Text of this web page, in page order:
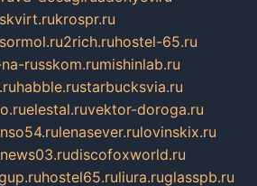
krospr.ru
sormol.ru2rich.ruhostel-65.ru
russkom.rumishinlab.ru
habble.rustarbucksvia.ru
elestal.ruvektor-doroga.ru
lenasever.rulovinskix.ru
discofoxworld.ru
hostel65.ruliura.ruglasspb.ru